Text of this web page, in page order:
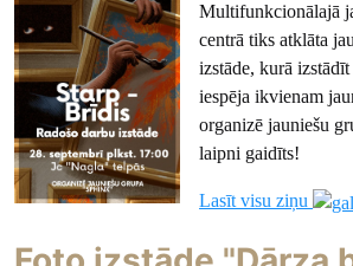
Multifunkcionālajā
centrā tiks atklāta
izstāde, kurā
iespēja ikvienam
organizē jauniešu
laipni gaidīts!
Lasīt visu ziņu